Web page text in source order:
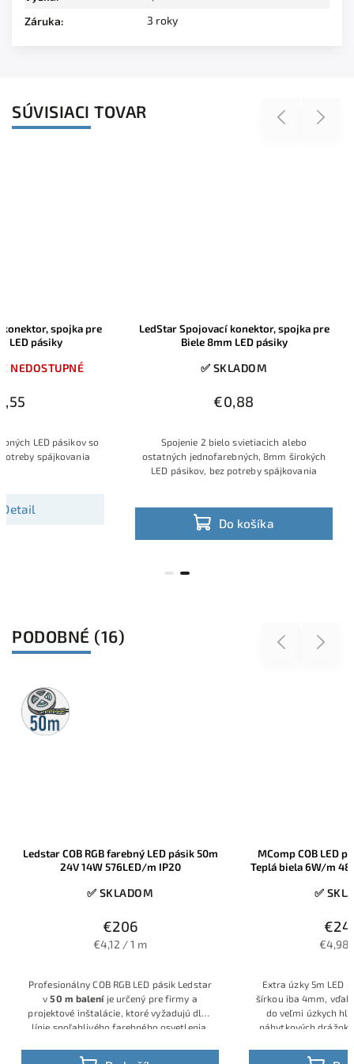
Záruka: 3 roky
SÚVISIACI TOVAR Previous
LedStar Spojovací konektor, spojka pre
MOMENTÁLNE NEDOSTUPNÉ
Detail
Spojenie 2 jednofarebných LED pásikov so
šírkou 10mm bez potreby spájkovania
LedStar Spojovací
Spojenie 2 bielo
ostatných
LED pásikov, bez
Next
PODOBNÉ (16) Previous
MComp COB LED pásik 5m 12V 3200K
Teplá biela 6W/m 480LED/m 4mm šírka
✅ SKLADOM
€24,90
€4,98 / 1 m
Extra úzky 5m LED pásik s výnimočnou
šírkou iba 4mm, vďaka čomu sa zmestí aj
do veľmi úzkych hliníkových profilov,
nábytkových drážok či minimalistických
približne 480 COB čipov na meter, príkon
MComp COB LED
Teplá biela 10W/
✅
€27
€3,18
Mimoriadna hustota
ks/1m, pre
perfektné pre
očakáva aj
Next